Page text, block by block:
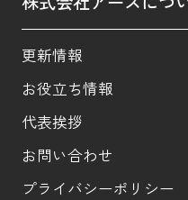
更新情報
お役立ち情報
代表挨拶
お問い合わせ
プライバシーポリシー